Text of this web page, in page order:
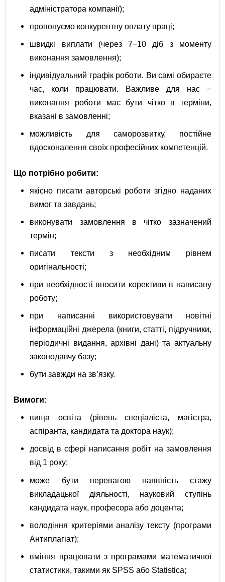
адміністратора компанії);
пропонуємо конкурентну оплату праці;
швидкі виплати (через 7−10 діб з моменту
виконання замовлення);
індивідуальний графік роботи. Ви самі обираєте
час, коли працювати. Важливе для нас −
виконання роботи має бути чітко в терміни,
вказані в замовленні;
можливість для саморозвитку, постійне
вдосконалення своїх професійних компетенцій.
Що потрібно робити:
якісно писати авторські роботи згідно наданих
вимог та завдань;
виконувати замовлення в чітко зазначений
термін;
писати тексти з необхідним рівнем
оригінальності;
при необхідності вносити корективи в написану
роботу;
при написанні використовувати новітні
інформаційні джерела (книги, статті, підручники,
періодичні видання, архівні дані) та актуальну
законодавчу базу;
бути завжди на зв’язку.
Вимоги:
вища освіта (рівень спеціаліста, магістра,
аспіранта, кандидата та доктора наук);
досвід в сфері написання робіт на замовлення
від 1 року;
може бути перевагою наявність стажу
викладацької діяльності, науковий ступінь
кандидата наук, професора або доцента;
володіння критеріями аналізу тексту (програми
Антиплагіат);
вміння працювати з програмами математичної
статистики, такими як SPSS або Statistica;